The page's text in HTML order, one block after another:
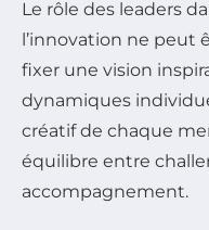
Le rôle des leaders
l’innovation ne peut
fixer une vision
dynamiques
créatif de chaque
équilibre entre
accompagnement.